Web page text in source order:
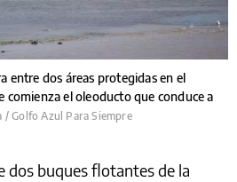
entre dos áreas protegidas en el
comienza el oleoducto que conduce a
/ Golfo Azul Para Siempre
dos buques flotantes de la